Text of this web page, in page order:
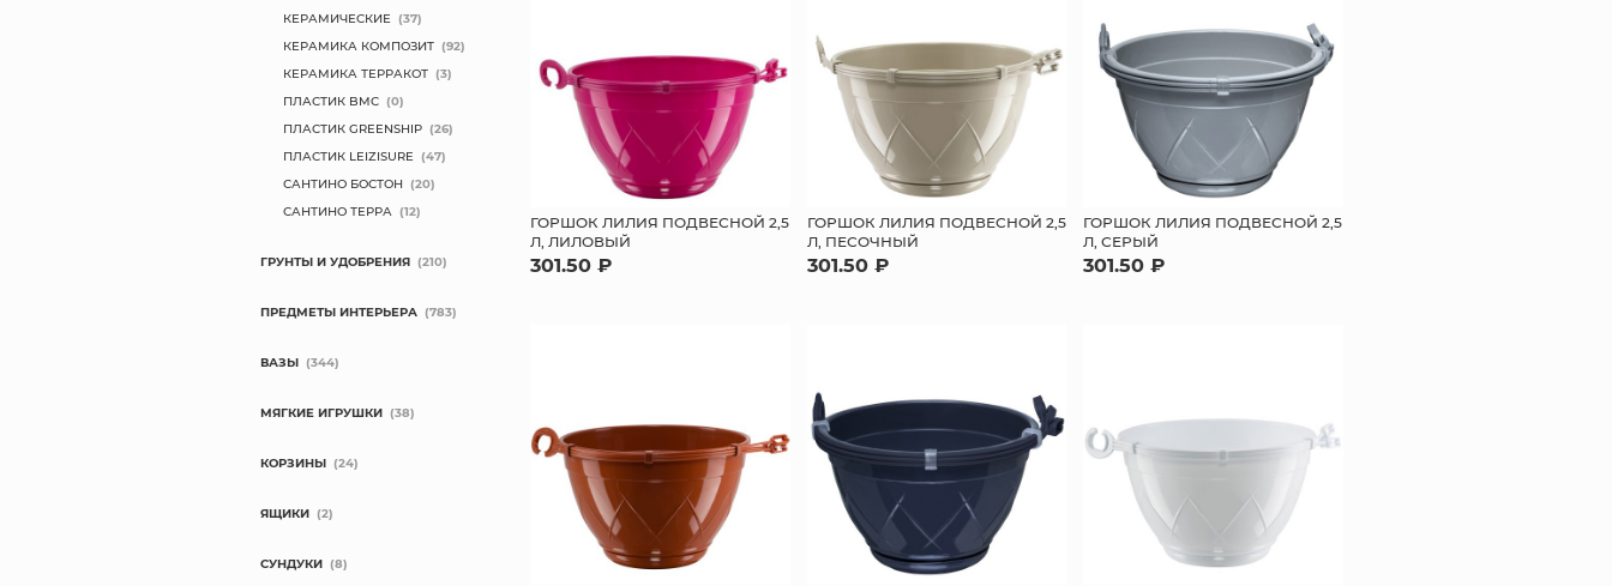
ГОРШОК ЛИЛИЯ ПОДВЕСНОЙ 2,5
Л, ЛИЛОВЫЙ
301.50 ₽
ГОРШОК ЛИЛИЯ ПОДВЕСНОЙ 2,5
Л, ПЕСОЧНЫЙ
301.50 ₽
ГОРШОК ЛИЛИЯ ПОДВЕСНОЙ 2,5
Л, СЕРЫЙ
301.50 ₽
КЕРАМИЧЕСКИЕ (37)
КЕРАМИКА КОМПОЗИТ (92)
КЕРАМИКА ТЕРРАКОТ (3)
ПЛАСТИК BMC (0)
ПЛАСТИК GREENSHIP (26)
ПЛАСТИК LEIZISURE (47)
САНТИНО БОСТОН (20)
САНТИНО ТЕРРА (12)
ГРУНТЫ И УДОБРЕНИЯ (210)
ПРЕДМЕТЫ ИНТЕРЬЕРА (783)
ВАЗЫ (344)
МЯГКИЕ ИГРУШКИ (38)
КОРЗИНЫ (24)
ЯЩИКИ (2)
СУНДУКИ (8)